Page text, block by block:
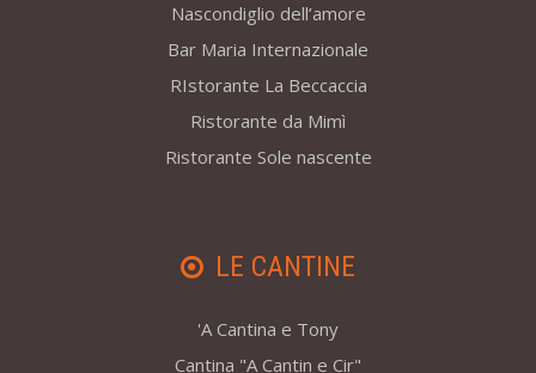
Nascondiglio dell’amore
Bar Maria Internazionale
RIstorante La Beccaccia
Ristorante da Mimì
Ristorante Sole nascente
LE CANTINE
'A Cantina e Tony
Cantina "A Cantin e Cir"